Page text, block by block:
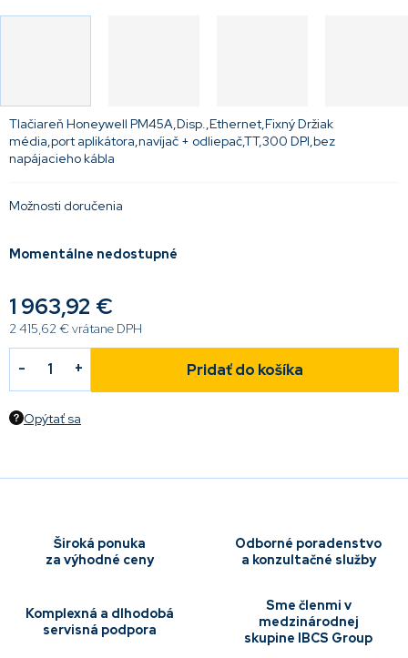
1 963,92 €
2 415,62 € vrátane DPH
Momentálne nedostupné
Možnosti doručenia
Pridať do košíka
Tlačiareň Honeywell PM45A,Disp.,Ethernet,Fixný Držiak
média,port aplikátora,navíjač + odliepač,TT,300 DPI,bez
napájacieho kábla
Opýtať sa
Široká ponuka
za výhodné ceny
Odborné poradenstvo
a konzultačné služby
Komplexná a dlhodobá
servisná podpora
Sme členmi v
medzinárodnej
skupine IBCS Group